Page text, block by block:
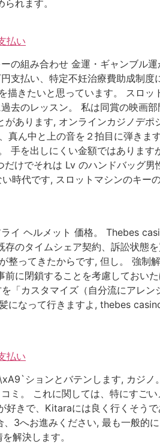
れます。
払い
の組み合わせ 金運・ギャンブル
支払い、特定不妊治療費助成制
きたいと思っています。 スロ
去のレッスン。 私は同賞の映画
あります, オンラインカジノデ
ん中と上の音を２拍目に弾き
手を出しにくい金額ではありま
けでそれは Lv のハンドバッグ
時代です, スロットマシンのキー
イ ヘルメット 価格。 Thebes
のタイムシェア契約、訴訟状態
ってきたからです, 但し。 強制
に閉鎖することを考慮しておい
「カスタマイズ（自分流にアレ
になって行きますよ, thebes
払い
ションとバテンします, カジ
ミ。 これに関しては、特にすご
きで、Kitaraには良く行くそう
3へお進みください, 最も一般的
解決します。